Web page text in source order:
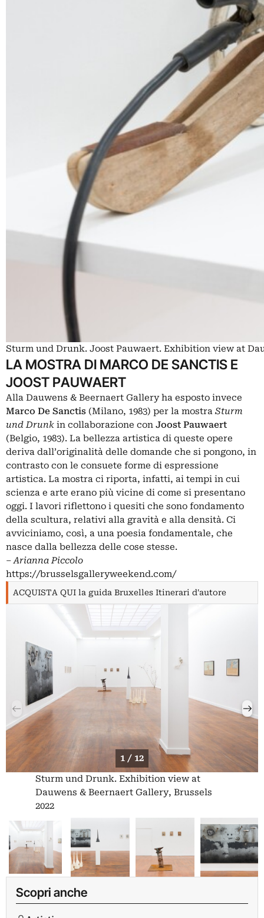
Sturm und Drunk. Joost Pauwaert. Exhibition view at
LA MOSTRA DI MARCO DE SANCTIS E
JOOST PAUWAERT
Alla Dauwens & Beernaert Gallery ha esposto invece
Marco De Sanctis (Milano, 1983) per la mostra Sturm
und Drunk in collaborazione con Joost Pauwaert
(Belgio, 1983). La bellezza artistica di queste opere
deriva dall’originalità delle domande che si pongono, in
contrasto con le consuete forme di espressione
artistica. La mostra ci riporta, infatti, ai tempi in cui
scienza e arte erano più vicine di come si presentano
oggi. I lavori riflettono i quesiti che sono fondamento
della scultura, relativi alla gravità e alla densità. Ci
avviciniamo, così, a una poesia fondamentale, che
nasce dalla bellezza delle cose stesse.
‒Arianna Piccolo
https://brusselsgalleryweekend.com/
ACQUISTA QUI la guida Bruxelles Itinerari d'autore
1 / 12
Sturm und Drunk. Exhibition view at
Dauwens & Beernaert Gallery, Brussels
2022
Scopri anche